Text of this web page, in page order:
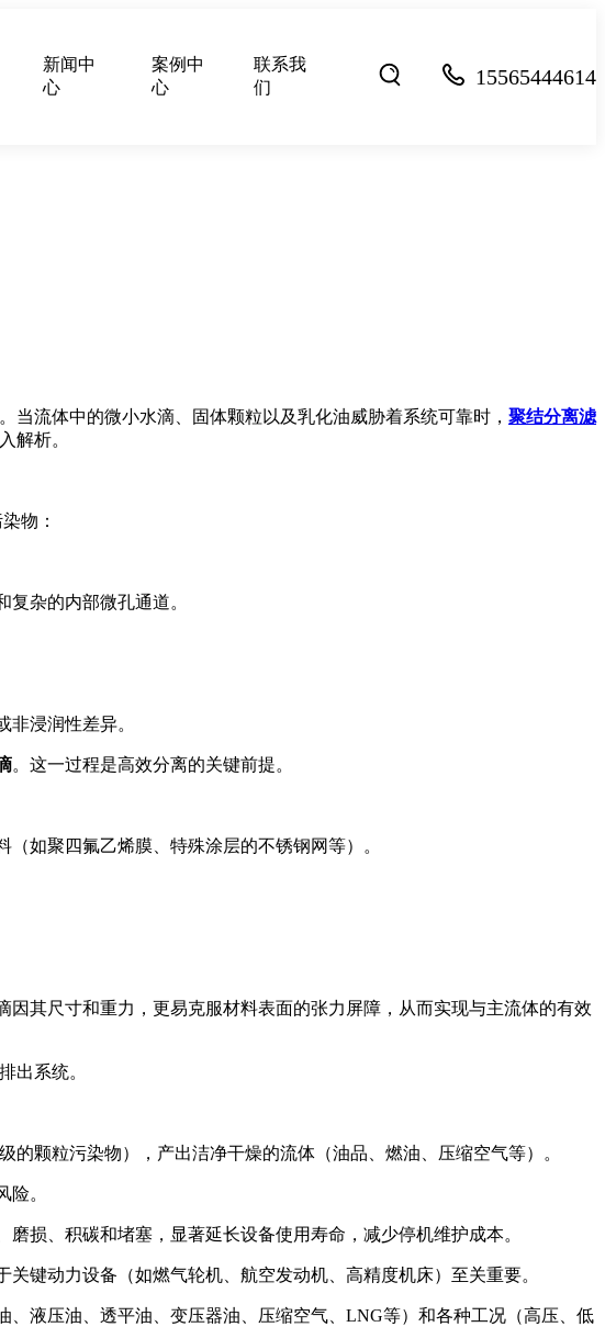
新闻中
心
案例中
心
联系我
们
15565444614
流体中的微小水滴、固体颗粒以及乳化油威胁着系统可靠时， 聚结分离滤
解析。
物：
杂的内部微孔通道。
浸润性差异。
。这一过程是高效分离的关键前提。
如聚四氟乙烯膜、特殊涂层的不锈钢网等）。
因其尺寸和重力，更易克服材料表面的张力屏障，从而实现与主流体的有效
出系统。
颗粒污染物），产出洁净干燥的流体（油品、燃油、压缩空气等）。
。
损、积碳和堵塞，显著延长设备使用寿命，减少停机维护成本。
键动力设备（如燃气轮机、航空发动机、高精度机床）至关重要。
液压油、透平油、变压器油、压缩空气、LNG等）和各种工况（高压、低